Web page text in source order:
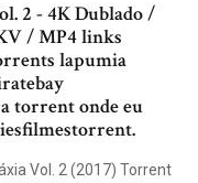
2 - 4K Dublado /
/ MP4 links
lapumia
torrent onde eu
Vol. 2 (2017) Torrent